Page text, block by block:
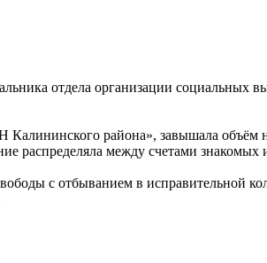
отдела организации
района», завышала объём
между счетами знакомых
с отбыванием в исправительной